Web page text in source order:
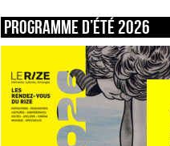
Programme d’été 2026